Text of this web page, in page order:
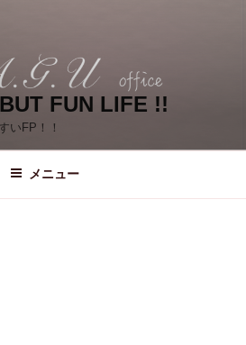
FUN LIFE !!
いFP！！
メニュー